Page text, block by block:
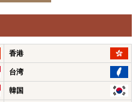
香港
台湾
韓国